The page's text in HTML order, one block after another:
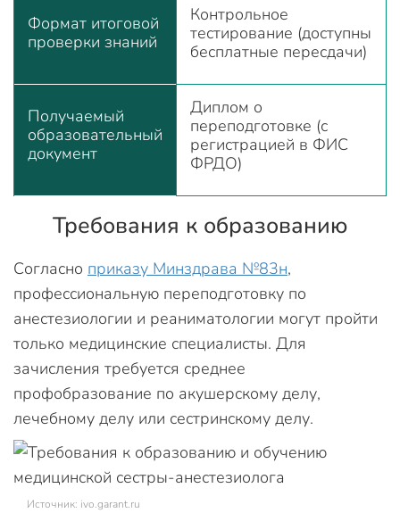
Формат итоговой
проверки знаний
Контрольное
тестирование (доступны
бесплатные пересдачи)
Получаемый
образовательный
документ
Диплом о
переподготовке (с
регистрацией в ФИС
ФРДО)
Требования к образованию
Согласно приказу Минздрава №83н,
профессиональную переподготовку по
анестезиологии и реаниматологии могут пройти
только медицинские специалисты. Для
зачисления требуется среднее
профобразование по акушерскому делу,
лечебному делу или сестринскому делу.
Источник: ivo.garant.ru